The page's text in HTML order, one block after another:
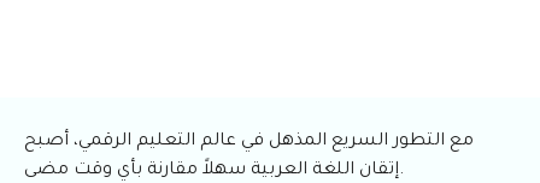
مع التطور السريع المذهل في عالم التعليم الرقمي، أصبح
إتقان اللغة العربية سهلاً مقارنة بأي وقت مضى.